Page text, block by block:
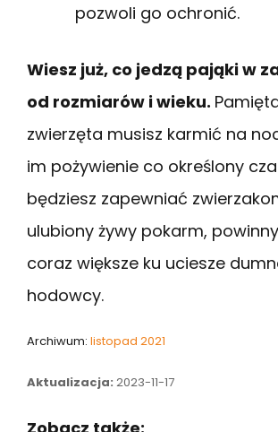
pozwoli go ochronić.
Wiesz już, co jedzą pająki w
od rozmiarów i wieku.
zwierzęta musisz karmić na
im pożywienie co określony
będziesz zapewniać
ulubiony żywy pokarm,
coraz większe ku uciesze
hodowcy.
Archiwum: listopad 2021
Aktualizacja: 2023-11-17